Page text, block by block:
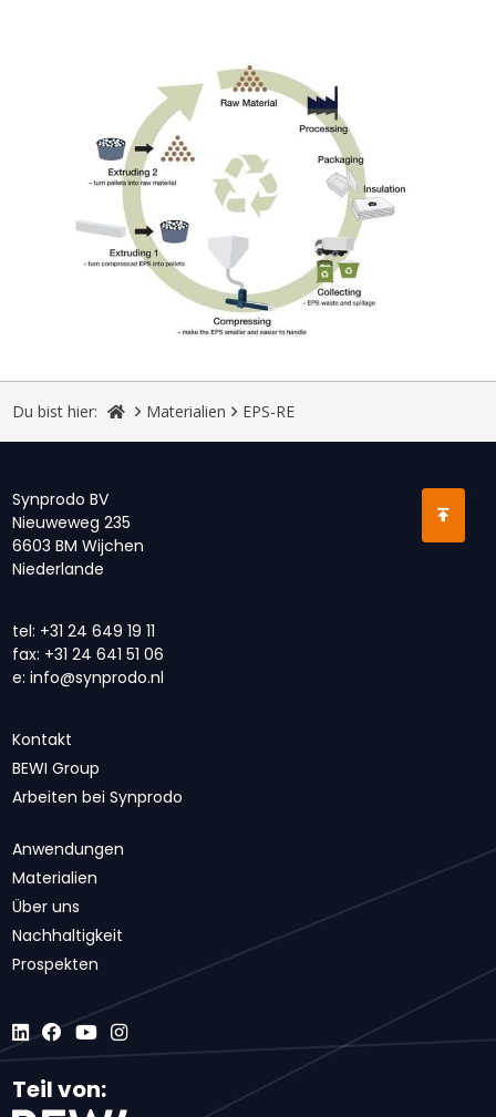
Du bist hier: Materialien EPS-RE
Synprodo BV
Nieuweweg 235
6603 BM Wijchen
Niederlande
tel: +31 24 649 19 11
fax: +31 24 641 51 06
e: info@synprodo.nl
Kontakt
BEWI Group
Arbeiten bei Synprodo
Anwendungen
Materialien
Über uns
Nachhaltigkeit
Prospekten
Teil von: